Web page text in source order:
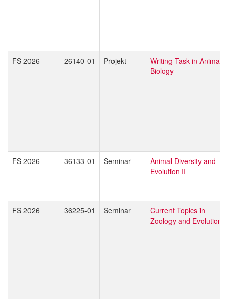
FS 2026 26140-01 Projekt
Writing Task in Animal
Biology
FS 2026 36133-01 Seminar
Animal Diversity and
Evolution II
FS 2026 36225-01 Seminar
Current Topics in
Zoology and Evolution